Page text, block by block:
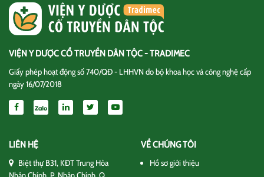
VIỆN Y DƯỢC CỔ TRUYỀN DÂN TỘC - TRADIMEC
Giấy phép hoạt động số 740/QĐ - LHHVN do bộ khoa học và công nghệ cấp
ngày 16/07/2018
LIÊN HỆ
Biệt thự B31, KĐT Trung Hòa
VỀ CHÚNG TÔI
Hồ sơ giới thiệu